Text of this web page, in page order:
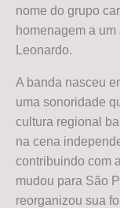
nome do grupo
homenagem a
Leonardo.
A banda nasceu
uma sonoridade
cultura regional
na cena
contribuindo com
mudou para São
reorganizou sua